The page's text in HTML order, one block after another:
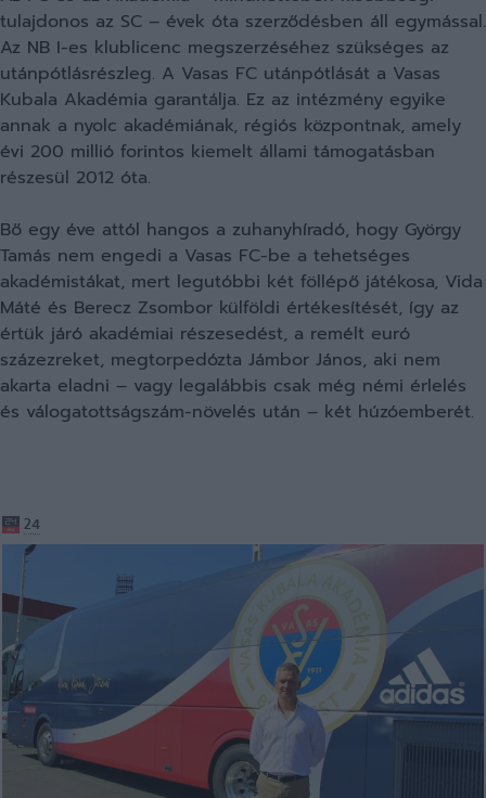
tulajdonos az SC – évek óta szerződésben áll egymással.
Az NB I-es klublicenc megszerzéséhez szükséges az
utánpótlásrészleg. A Vasas FC utánpótlását a Vasas
Kubala Akadémia garantálja. Ez az intézmény egyike
annak a nyolc akadémiának, régiós központnak, amely
évi 200 millió forintos kiemelt állami támogatásban
részesül 2012 óta.
Bő egy éve attól hangos a zuhanyhíradó, hogy György
Tamás nem engedi a Vasas FC-be a tehetséges
akadémistákat, mert legutóbbi két föllépő játékosa, Vida
Máté és Berecz Zsombor külföldi értékesítését, így az
értük járó akadémiai részesedést, a remélt euró
százezreket, megtorpedózta Jámbor János, aki nem
akarta eladni – vagy legalábbis csak még némi érlelés
és válogatottságszám-növelés után – két húzóemberét.